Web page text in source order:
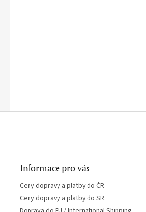
Informace pro vás
Ceny dopravy a platby do ČR
Ceny dopravy a platby do SR